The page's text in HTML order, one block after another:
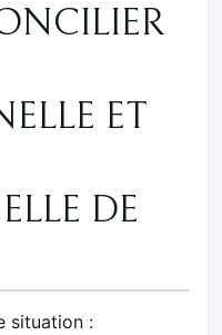
ET
DE
situation :